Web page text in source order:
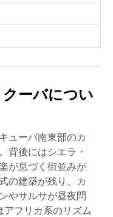
ーバについ
ューバ南東部のカ
背後にはシエラ・
が息づく街並みが
の建築が残り、カ
やサルサが昼夜問
フリカ系のリズム